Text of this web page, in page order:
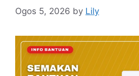
Ogos 5, 2026 by Lily